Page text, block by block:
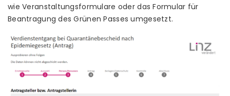
wie Veranstaltungsformulare oder das Formular für
Beantragung des Grünen Passes umgesetzt.